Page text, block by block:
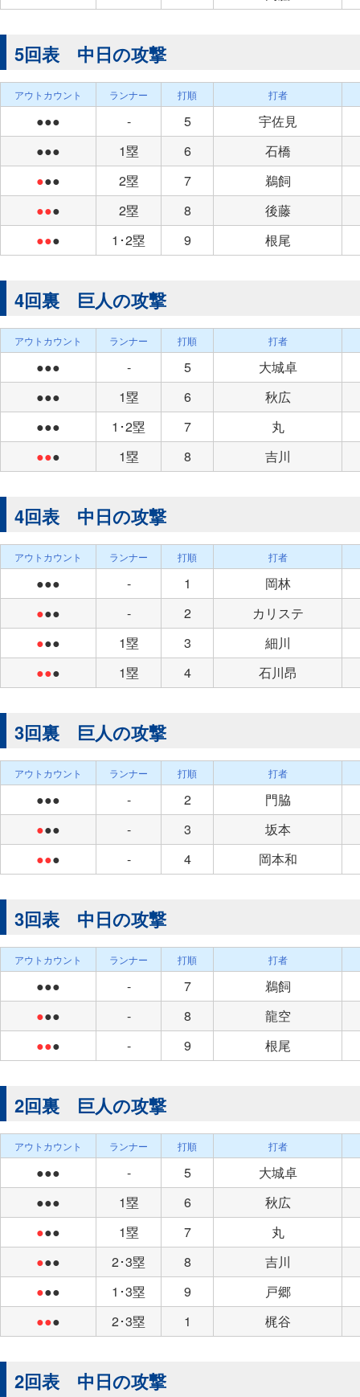
5回表 中日の攻撃
アウトカウント ランナー 打順 打者
●●● - 5
宇佐見
●●●
1塁 6
石橋
●●● 2塁 7
鵜飼
●●● 2塁 8
後藤
●●● 1･2塁 9 根尾
4回裏 巨人の攻撃
アウトカウント ランナー 打順 打者
●●● - 5
大城卓
●●●
1塁 6
秋広
●●●
1･2塁 7
丸
●●● 1塁 8 吉川
4回表 中日の攻撃
アウトカウント ランナー 打順 打者
●●● - 1
岡林
●●● - 2
カリステ
●●● 1塁 3
細川
●●● 1塁 4 石川昂
3回裏 巨人の攻撃
アウトカウント ランナー 打順 打者
●●● - 2
門脇
●●● - 3
坂本
●●● - 4 岡本和
3回表 中日の攻撃
アウトカウント ランナー 打順 打者
●●● - 7
鵜飼
●●● - 8
龍空
●●● - 9 根尾
2回裏 巨人の攻撃
アウトカウント ランナー 打順 打者
●●● - 5
大城卓
●●●
1塁 6
秋広
●●● 1塁 7
丸
●●● 2･3塁 8
吉川
●●● 1･3塁 9
戸郷
●●● 2･3塁 1 梶谷
2回表 中日の攻撃